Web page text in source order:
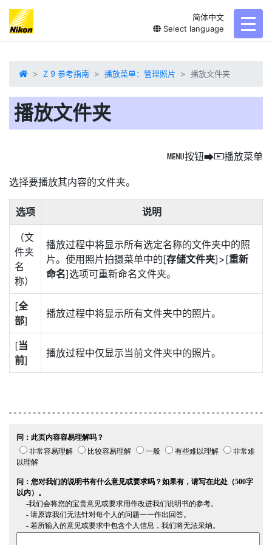
简体中文
Select language
Z 9 参考指南 播放菜单：管理照片 播放文件夹
播放文件夹
G按钮UD播放菜单
选择要播放其内容的文件夹。
选项 说明
（文
件夹
名
称）
播放过程中将显示所有选定名称的文件夹中的照
片。使用照片拍摄菜单中的[存储文件夹]>[重新
命名]选项可重新命名文件夹。
[全
部]
播放过程中将显示所有文件夹中的照片。
[当
前]
播放过程中仅显示当前文件夹中的照片。